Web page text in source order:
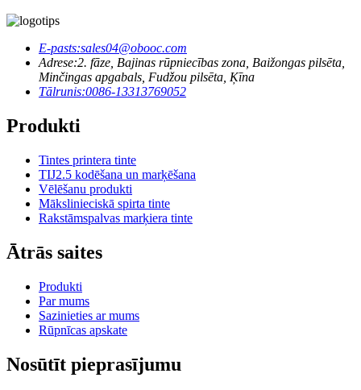
E-pasts:sales04@obooc.com
Adrese:2. fāze, Bajinas rūpniecības zona, Baižongas pilsēta,
Minčingas apgabals, Fudžou pilsēta, Ķīna
Tālrunis:0086-13313769052
Produkti
Tintes printera tinte
TIJ2.5 kodēšana un marķēšana
Vēlēšanu produkti
Mākslinieciskā spirta tinte
Rakstāmspalvas marķiera tinte
Ātrās saites
Produkti
Par mums
Sazinieties ar mums
Rūpnīcas apskate
Nosūtīt pieprasījumu